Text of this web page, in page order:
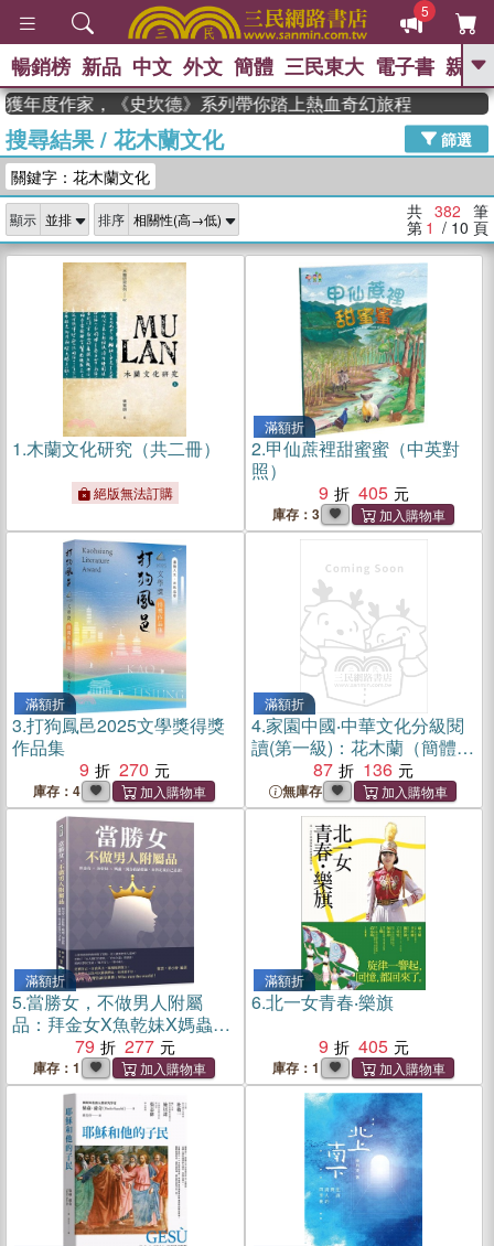
5
GO
熱搜： The Odyssey 、
父親節 、 如果歷史是一群喵 、 暑期
念華 、 台灣的李登輝時代 、 數學女
孩：黎曼猜想
偉大的迷走神經
暢銷榜 新品 中文 外文 簡體 三民東大 電子書 親子
家，《史坎德》系列帶你踏上熱血奇幻旅程
搜尋結果/ 花木蘭文化
篩選
關鍵字：花木蘭文化
顯示 排序 共 382 筆
第 1 / 10 頁
1.木蘭文化研究（共二冊）
絕版無法訂購
滿額折
2.甲仙蔗裡甜蜜蜜（中英對
照）
9
405
庫存：3
滿額折
3.打狗鳳邑2025文學獎得獎
作品集
9
270
庫存：4
滿額折
4.家園中國‧中華文化分級閱
讀(第一級)：花木蘭（簡體
87 136
無庫存
滿額折
5.當勝女，不做男人附屬
品：拜金女X魚乾妹X媽蟲，
別為我貼標籤，由我定義自
己是誰！
79 277
庫存：1
滿額折
6.北一女青春‧樂旗
9
405
庫存：1